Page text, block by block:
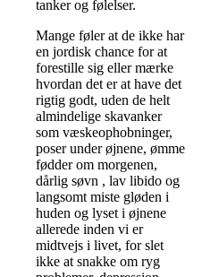
tanker og følelser.
Mange føler at de ikke har
en jordisk chance for at
forestille sig eller mærke
hvordan det er at have det
rigtig godt, uden de helt
almindelige skavanker
som væskeophobninger,
poser under øjnene, ømme
fødder om morgenen,
dårlig søvn , lav libido og
langsomt miste gløden i
huden og lyset i øjnene
allerede inden vi er
midtvejs i livet, for slet
ikke at snakke om ryg